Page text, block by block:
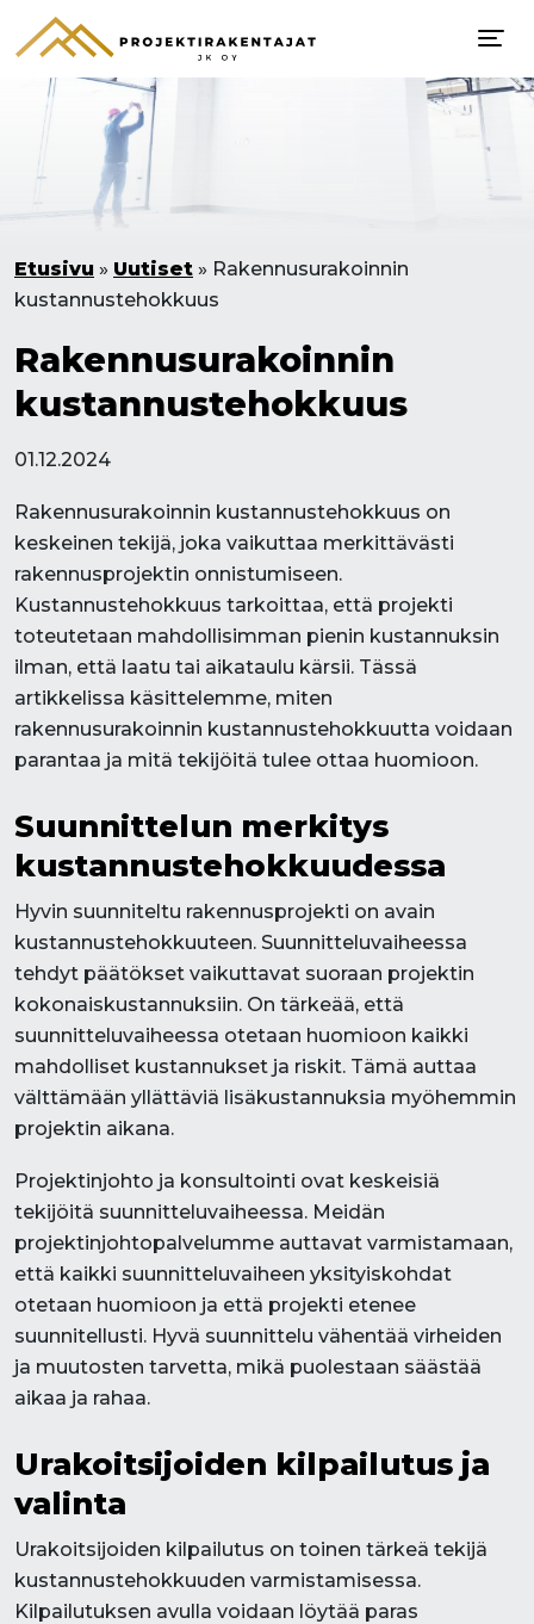
Etusivu » Uutiset » Rakennusurakoinnin
kustannustehokkuus
Rakennusurakoinnin
kustannustehokkuus
01.12.2024
Rakennusurakoinnin kustannustehokkuus on
keskeinen tekijä, joka vaikuttaa merkittävästi
rakennusprojektin onnistumiseen.
Kustannustehokkuus tarkoittaa, että projekti
toteutetaan mahdollisimman pienin kustannuksin
ilman, että laatu tai aikataulu kärsii. Tässä
artikkelissa käsittelemme, miten
rakennusurakoinnin kustannustehokkuutta voidaan
parantaa ja mitä tekijöitä tulee ottaa huomioon.
Suunnittelun merkitys
kustannustehokkuudessa
Hyvin suunniteltu rakennusprojekti on avain
kustannustehokkuuteen. Suunnitteluvaiheessa
tehdyt päätökset vaikuttavat suoraan projektin
kokonaiskustannuksiin. On tärkeää, että
suunnitteluvaiheessa otetaan huomioon kaikki
mahdolliset kustannukset ja riskit. Tämä auttaa
välttämään yllättäviä lisäkustannuksia myöhemmin
projektin aikana.
Projektinjohto ja konsultointi ovat keskeisiä
tekijöitä suunnitteluvaiheessa. Meidän
projektinjohtopalvelumme auttavat varmistamaan,
että kaikki suunnitteluvaiheen yksityiskohdat
otetaan huomioon ja että projekti etenee
suunnitellusti. Hyvä suunnittelu vähentää virheiden
ja muutosten tarvetta, mikä puolestaan säästää
aikaa ja rahaa.
Urakoitsijoiden kilpailutus ja
valinta
Urakoitsijoiden kilpailutus on toinen tärkeä tekijä
kustannustehokkuuden varmistamisessa.
Kilpailutuksen avulla voidaan löytää paras